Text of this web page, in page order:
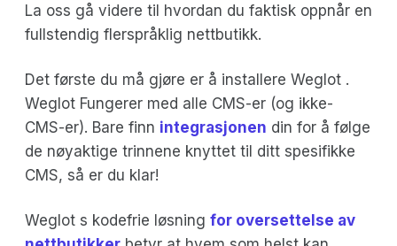
La oss gå videre til hvordan du faktisk oppnår en
fullstendig flerspråklig nettbutikk.
Det første du må gjøre er å installere Weglot .
Weglot Fungerer med alle CMS-er (og ikke-
CMS-er). Bare finn integrasjonen din for å følge
de nøyaktige trinnene knyttet til ditt spesifikke
CMS, så er du klar!
Weglot s kodefrie løsning for oversettelse av